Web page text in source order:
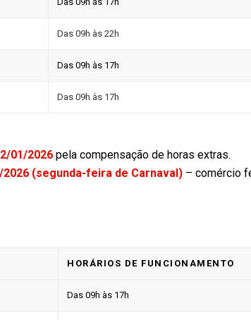
Das 09h às 22h
Das 09h às 17h
Das 09h às 17h
01/2026 pela compensação de horas extras.
2026 (segunda-feira de Carnaval) – comércio
HORÁRIOS DE FUNCIONAMENTO
Das 09h às 17h